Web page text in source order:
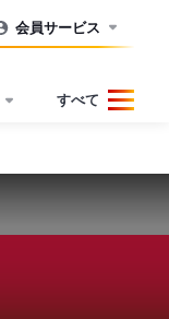
会員サービス
すべて